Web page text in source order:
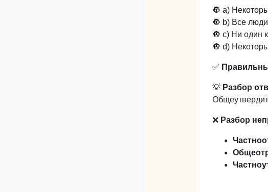
🔘 a)
🔘 b) Все
🔘 c) Ни один
🔘 d)
✅
💡 Разбор
❌ Разбор